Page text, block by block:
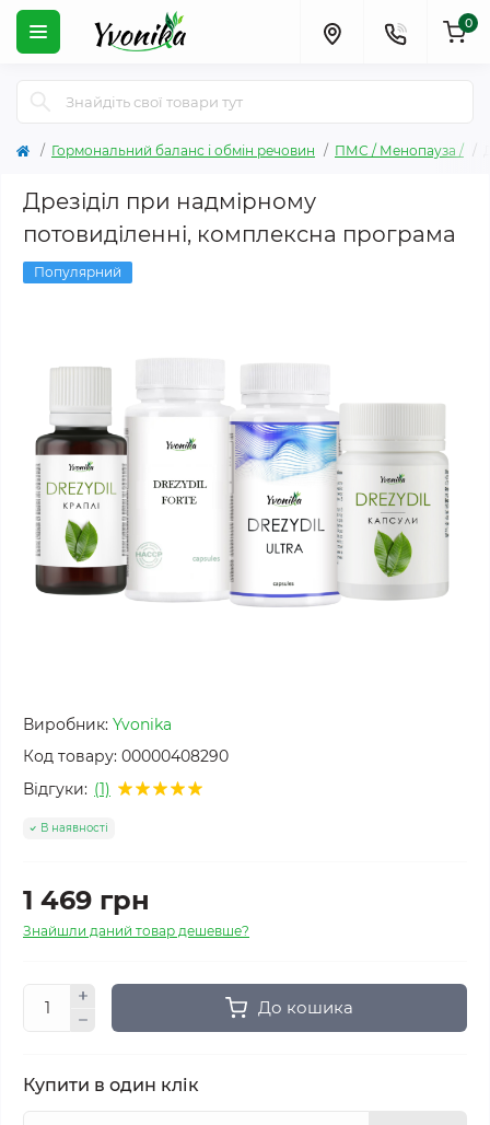
0
Гормональний баланс і обмін речовин ПМС / Менопауза /
Дрезіділ при надмірному
потовиділенні, комплексна програма
Популярний
Виробник: Yvonika
Код товару: 00000408290
Відгуки: (1)
В наявності
1 469 грн
Знайшли даний товар дешевше?
До кошика
Купити в один клік